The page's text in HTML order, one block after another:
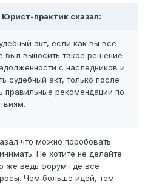
практик сказал:
акт, если как вы все
был выносить такое решение
с наследников и
судебный акт, только после
правильные рекомендации по
что можно поробовать.
Не хотите не делайте
же ведь форум где все
Чем больше идей, тем